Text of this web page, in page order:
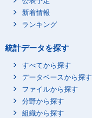
新着情報
ランキング
統計データを探す
すべてから探す
データベースから探す
ファイルから探す
分野から探す
組織から探す